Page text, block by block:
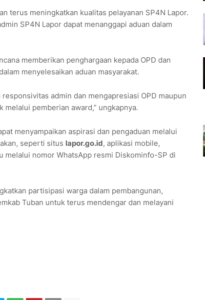
terus meningkatkan kualitas pelayanan SP4N Lapor.
SP4N Lapor dapat menanggapi aduan dalam
memberikan penghargaan kepada OPD dan
menyelesaikan aduan masyarakat.
admin dan mengapresiasi OPD maupun
melalui pemberian award,” ungkapnya.
menyampaikan aspirasi dan pengaduan melalui
seperti situs lapor.go.id, aplikasi mobile,
melalui nomor WhatsApp resmi Diskominfo-SP di
partisipasi warga dalam pembangunan,
Tuban untuk terus mendengar dan melayani